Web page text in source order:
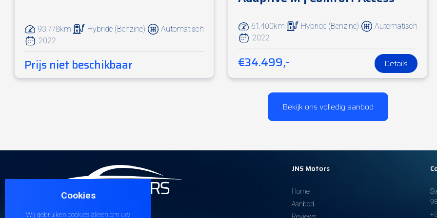
93.778km Hybride (Benzine)
Automatisch
2022
Prijs niet beschikbaar
61.400km Hybride (Benzine)
Automatisch
2022
€34.499,- Details
Bekijk ons volledig aanbod
JNS Motors
Home
Aanbod
Cookies
Wij gebruiken cookies alleen om uw